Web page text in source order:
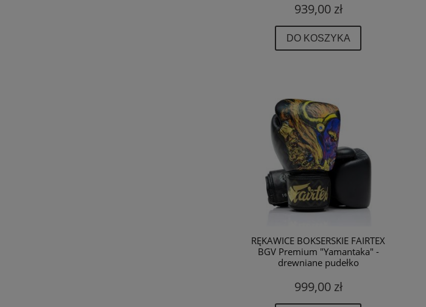
939,00 zł
DO KOSZYKA
RĘKAWICE BOKSERSKIE FAIRTEX
BGV Premium "Yamantaka" -
drewniane pudełko
999,00 zł